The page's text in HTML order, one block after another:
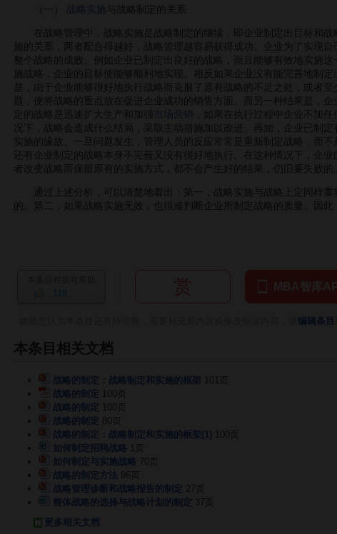
战略实施 与战略制定的关系
在战略管理中，战略实施是战略制定的继续，即企业制定出目标和战
施的关系，两者配合得越好，战略管理越容易获得成功。企业为了实现
整个战略的成败。例如企业已制定出良好的战略，而且能够有效地实施
施战略，企业的目标便能够顺利地实现。相反如果企业没有能完善地制
是，由于企业能够很好地执行战略而克服了原有战略的不足之处，或者至
题，便将战略的重点放在促进企业成功的销售方面。而另一种结果是，
定的战略是迅速扩大生产和加强
市场营销
，如果在执行过程中企业不加
况下，战略会造成什么结局，采取主动措施加以改进。再如，企业已制
实施的缘故。一旦问题发生，管理人员的反应常常是重新制定战略，而
还有企业制定的战略本身不完善又没有很好地执行。在这种情况下，企
者改变战略而保留原有的实施方式，都不会产生好的结果，仍旧要失败的。
通过上述分析，可以清楚地看出：第一，战略实施与战略上定同样重
的。第二，如果战略实施无效，也很难判断企业所制定战略的质量。因
编辑条目
本条目相关文档
战略的制定：战略制定和实施的框架 101页
战略的制定 100页
战略的制定 100页
战略的制定 80页
战略的制定：战略制定和实施的框架(1) 100页
如何制定招聘战略 1页
如何制定与实施战略 70页
战略的制定方法
战略管理诊断和战略报告的制定 27页
整体战略的选择与战略计划的制定 37页
更多相关文档